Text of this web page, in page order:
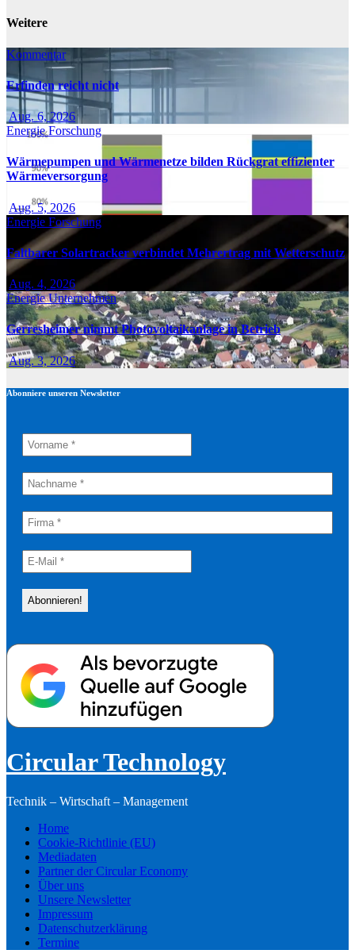
Weitere
Kommentar
Erfinden reicht nicht
Aug. 6, 2026
EnergieForschung
Wärmepumpen und Wärmenetze bilden Rückgrat effizienter
Wärmeversorgung
Aug. 5, 2026
Energie Forschung
Faltbarer Solartracker verbindet Mehrertrag mit Wetterschutz
Aug. 4, 2026
EnergieUnternehmen
Gerresheimer nimmt Photovoltaikanlage in Betrieb
Aug. 3, 2026
Abonniere unseren Newsletter
Circular Technology
Technik – Wirtschaft – Management
Home
Cookie-Richtlinie (EU)
Mediadaten
Partner der Circular Economy
Über uns
Unsere Newsletter
Impressum
Datenschutzerklärung
Termine